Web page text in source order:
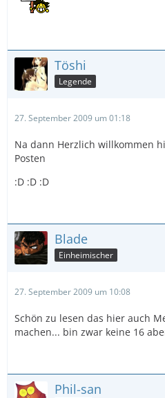
Töshi
Legende
27. September 2009 um 01:18
Na dann Herzlich willkommen
Posten
:D :D :D
Blade
Einheimischer
27. September 2009 um 10:08
Schön zu lesen das hier auch
machen... bin zwar keine 16
Phil-san